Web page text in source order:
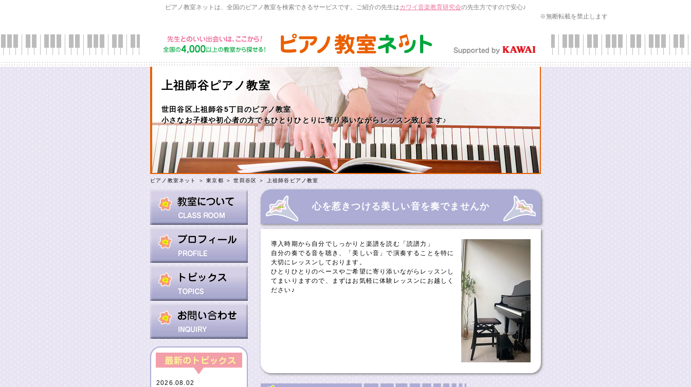
ピアノ教室ネットは、全国のピアノ教室を検索できるサービスです。ご紹介の先生はカワイ音楽教育研究会の先生方ですので安心♪
※無断転載を禁止します
上祖師谷ピアノ教室
世田谷区上祖師谷5丁目のピアノ教室
小さなお子様や初心者の方でもひとりひとりに寄り添いながらレッスン致します♪
ピアノ教室ネット ＞東京都 ＞世田谷区 ＞ 上祖師谷ピアノ教室
2026.08.02
心を惹きつける美しい音を奏でませんか
導入時期から自分でしっかりと楽譜を読む「読譜力」
自分の奏でる音を聴き、「美しい音」で演奏することを特に
大切にレッスンしております。
ひとりひとりのペースやご希望に寄り添いながらレッスンし
てまいりますので、まずはお気軽に体験レッスンにお越しく
ださい♪